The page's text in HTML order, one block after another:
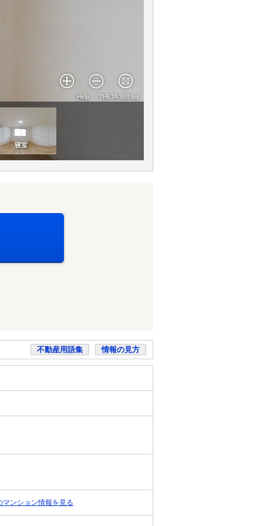
不動産用語集 情報の見方
ンション情報を見る